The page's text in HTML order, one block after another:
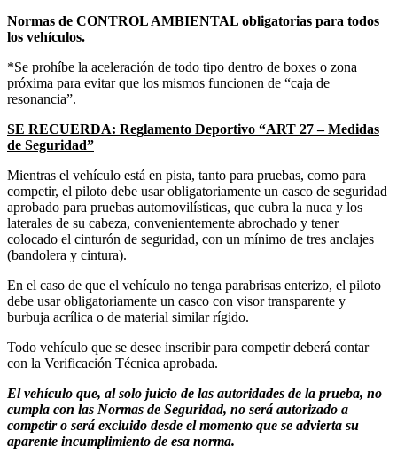
Normas de CONTROL AMBIENTAL obligatorias para todos
los vehículos.
*Se prohíbe la aceleración de todo tipo dentro de boxes o zona
próxima para evitar que los mismos funcionen de “caja de
resonancia”.
SE RECUERDA: Reglamento Deportivo “ART 27 – Medidas
de Seguridad”
Mientras el vehículo está en pista, tanto para pruebas, como para
competir, el piloto debe usar obligatoriamente un casco de seguridad
aprobado para pruebas automovilísticas, que cubra la nuca y los
laterales de su cabeza, convenientemente abrochado y tener
colocado el cinturón de seguridad, con un mínimo de tres anclajes
(bandolera y cintura).
En el caso de que el vehículo no tenga parabrisas enterizo, el piloto
debe usar obligatoriamente un casco con visor transparente y
burbuja acrílica o de material similar rígido.
Todo vehículo que se desee inscribir para competir deberá contar
con la Verificación Técnica aprobada.
El vehículo que, al solo juicio de las autoridades de la prueba, no
cumpla con las Normas de Seguridad, no será autorizado a
competir o será excluido desde el momento que se advierta su
aparente incumplimiento de esa norma.